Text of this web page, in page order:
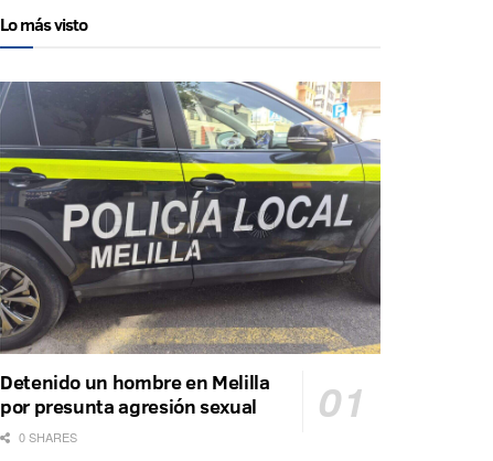
Lo más visto
Detenido un hombre en Melilla
por presunta agresión sexual
0 SHARES